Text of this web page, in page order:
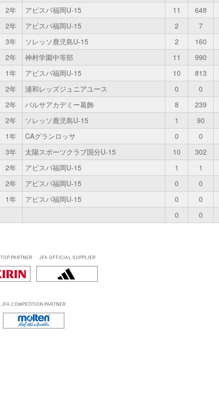
2年 アビスパ福岡U-15 11 648
2年 アビスパ福岡U-15 2 7
3年 ソレッソ鹿児島U-15 2 160
2年 神村学園中等部 11 990
1年 アビスパ福岡U-15 10 813
2年 浦和レッズジュニアユース 0 0
2年 バルサアカデミー葛飾 8 239
2年 ソレッソ鹿児島U-15 1 90
1年 CAグランロッサ 0 0
3年 太陽スポーツクラブ国分U-15 10 302
2年 アビスパ福岡U-15 1 1
2年 アビスパ福岡U-15 0 0
1年 アビスパ福岡U-15 0 0
0 0
TOP PARTNER JFA OFFICIAL SUPPLIER
JFA COMPETITION PARTNER